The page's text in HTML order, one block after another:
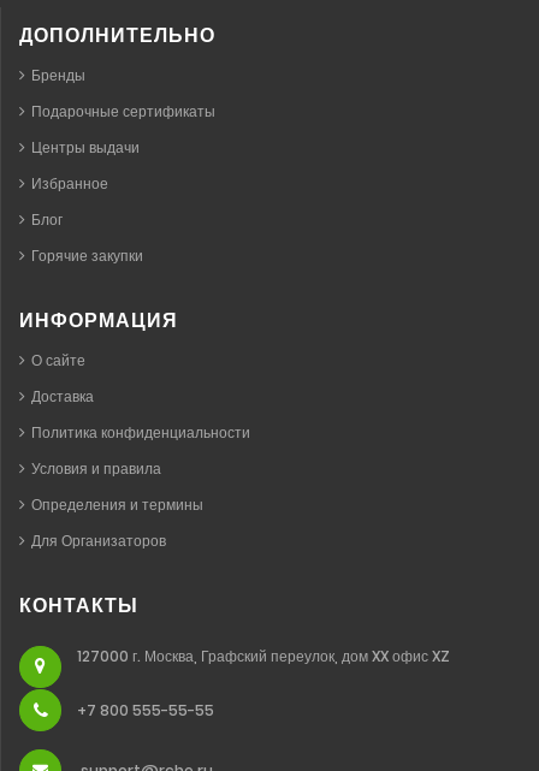
ДОПОЛНИТЕЛЬНО
Бренды
Подарочные сертификаты
Центры выдачи
Избранное
Блог
Горячие закупки
ИНФОРМАЦИЯ
О сайте
Доставка
Политика конфиденциальности
Условия и правила
Определения и термины
Для Организаторов
КОНТАКТЫ
127000 г. Москва, Графский переулок, дом XX офис XZ
+7 800 555-55-55